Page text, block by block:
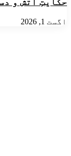
اگست 1, 2026